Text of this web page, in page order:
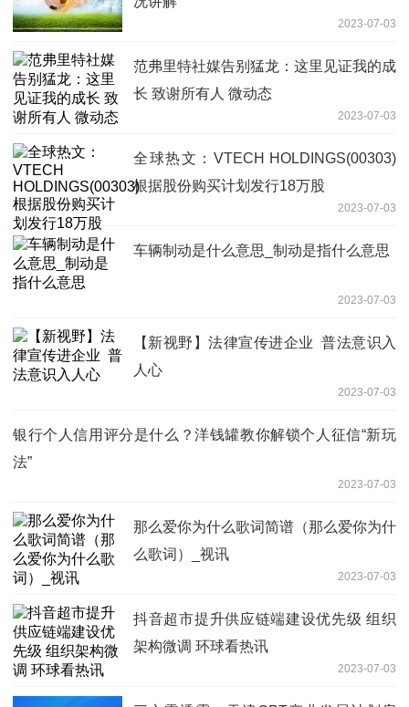
2023-07-03
范弗里特社媒告别猛龙：这里见证我的成
长 致谢所有人 微动态
2023-07-03
全球热文：VTECH HOLDINGS(00303)
根据股份购买计划发行18万股
2023-07-03
车辆制动是什么意思_制动是指什么意思
2023-07-03
【新视野】法律宣传进企业 普法意识入
人心
2023-07-03
银行个人信用评分是什么？洋钱罐教你解锁个人征信“新玩
法”
2023-07-03
那么爱你为什么歌词简谱（那么爱你为什
么歌词）_视讯
2023-07-03
抖音超市提升供应链端建设优先级 组织
架构微调 环球看热讯
2023-07-03